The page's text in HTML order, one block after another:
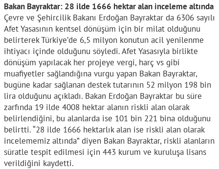
Bakan Bayraktar: 28 ilde 1666 hektar alan inceleme altında
Çevre ve Şehircilik Bakanı Erdoğan Bayraktar da 6306 sayılı
Afet Yasasının kentsel dönüşüm için bir milat olduğunu
belirterek Türkiye’de 6,5 milyon konutun acil yenilenme
ihtiyacı içinde olduğunu söyledi. Afet Yasasıyla birlikte
dönüşüm yapılacak her projeye vergi, harç vs gibi
muafiyetler sağlandığına vurgu yapan Bakan Bayraktar,
bugüne kadar sağlanan destek tutarının 52 milyon 198 bin
lira olduğunu açıkladı. Bakan Erdoğan Bayraktar bu süre
zarfında 19 ilde 4008 hektar alanın riskli alan olarak
belirlendiğini, bu alanlarda ise 101 bin 221 bina olduğunu
belirtti. “28 ilde 1666 hektarlık alan ise riskli alan olarak
incelememiz altında” diyen Bakan Bayraktar, riskli alanların
süratle tespit edilmesi için 443 kurum ve kuruluşa lisans
verildiğini kaydetti.